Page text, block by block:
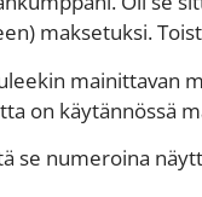
maksetuksi.
mainittavan
on käytännössä
se numeroina